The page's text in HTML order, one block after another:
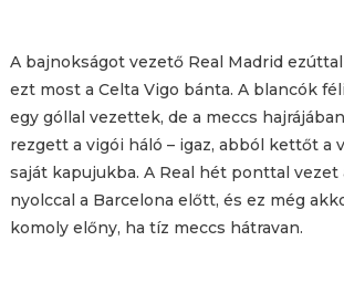
A bajnokságot vezető Real Madrid
ezt most a Celta Vigo bánta. A blancók
egy góllal vezettek, de a meccs
rezgett a vigói háló – igaz, abból kettőt a
saját kapujukba. A Real hét ponttal vezet
nyolccal a Barcelona előtt, és ez még
komoly előny, ha tíz meccs hátravan.